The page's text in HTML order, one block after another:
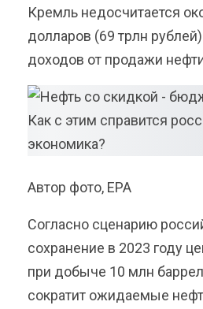
Кремль недосчитается
долларов (69 трлн
доходов от продажи
Автор фото, EPA
Согласно сценарию
сохранение в 2023 году
при добыче 10 млн
сократит ожидаемые